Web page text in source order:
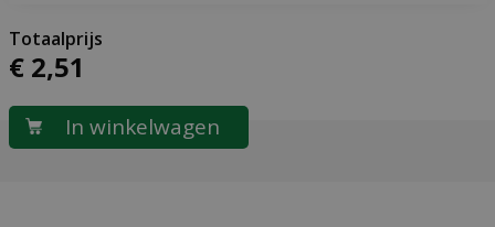
€ 2,51